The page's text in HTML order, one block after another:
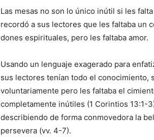
Las mesas no son lo único inútil si les
recordó a sus lectores que les faltaba un
dones espirituales, pero les faltaba amor.
Usando un lenguaje exagerado para
sus lectores tenían todo el conocimiento,
voluntariamente pero les faltaba el
completamente inútiles (1 Corintios 13:1-
describiendo de forma conmovedora la
persevera (vv. 4-7).